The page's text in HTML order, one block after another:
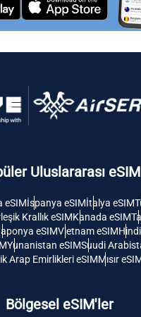
Uluslararası eSIM
eSIMİspanya eSIMİtalya eSIM
Krallık eSIMKanada eSIM
eSIMVietnam eSIM
Yunanistan eSIMSuudi
Arap Emirlikleri eSIMMısır
Bölgesel eSIM'ler